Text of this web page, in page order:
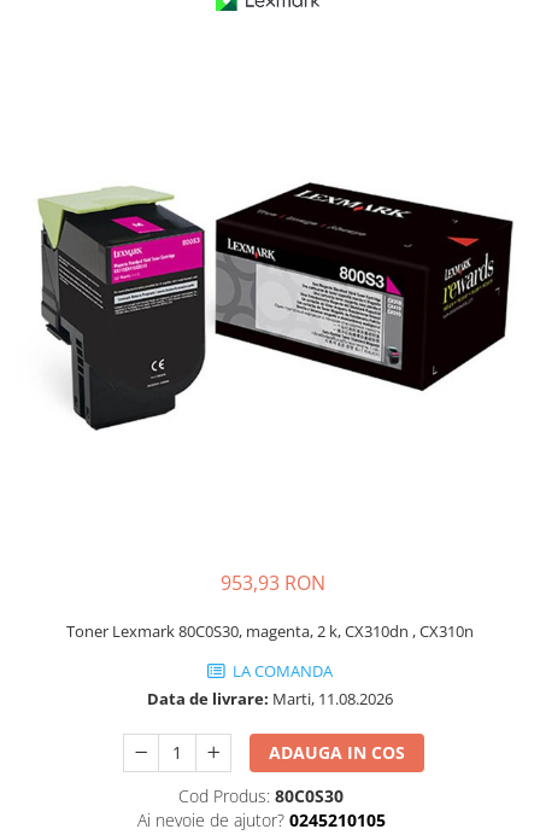
Tonere
Drum unit
Capete imprimare
Cartuse inkjet si cerneala
Hartie
Ribbon
Developer
Printare 3D
Accesorii imprimante 3D
Filament imprimanta 3D
Laptopuri / notebookuri
953,93 RON
Toner Lexmark 80C0S30, magenta, 2 k, CX310dn , CX310n
LA COMANDA
Data de livrare: Marti, 11.08.2026
ADAUGA IN COS
Cod Produs: 80C0S30
Ai nevoie de ajutor? 0245210105